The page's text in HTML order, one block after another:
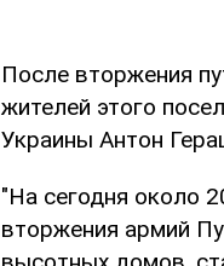
После вторжения
жителей этого
Украины Антон
"На сегодня около
вторжения армий